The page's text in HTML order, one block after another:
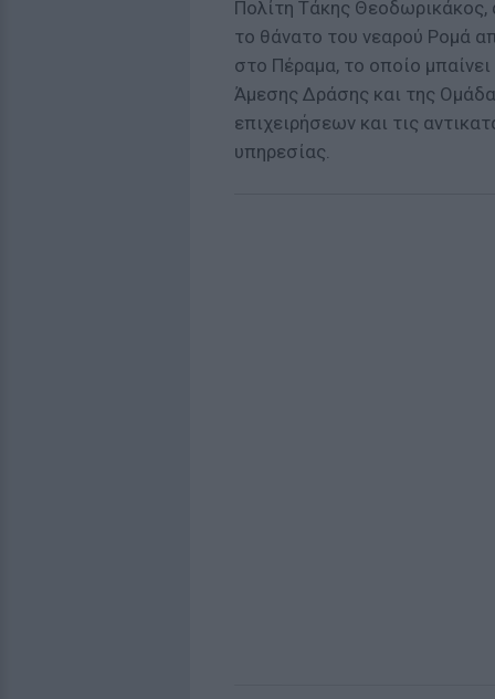
Πολίτη Τάκης
το θάνατο του νεαρού Ρομά
στο Πέραμα, το οποίο
Άμεσης Δράσης και της
επιχειρήσεων και τις
υπηρεσίας.